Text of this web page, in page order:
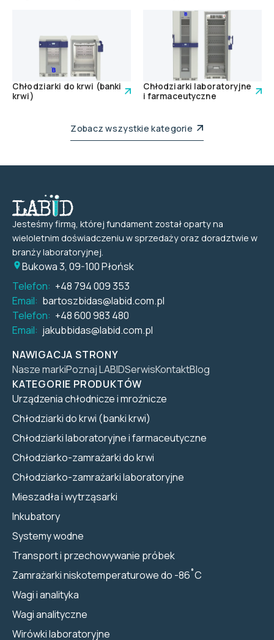
Chłodziarki do krwi (banki
krwi)
Chłodziarki laboratoryjne
i farmaceutyczne
Zobacz wszystkie kategorie
Jesteśmy firmą, której fundament został oparty na
wieloletnim doświadczeniu w sprzedaży oraz doradztwie w
branży laboratoryjnej.
Bukowa 3, 09-100 Płońsk
Telefon: +48 794 009 353
Email: bartoszbidas@labid.com.pl
Telefon: +48 600 983 480
Email: jakubbidas@labid.com.pl
NAWIGACJA STRONY
Nasze markiPoznaj LABIDSerwisKontaktBlog
KATEGORIE PRODUKTÓW
Urządzenia chłodnicze i mroźnicze
Chłodziarki do krwi (banki krwi)
Chłodziarki laboratoryjne i farmaceutyczne
Chłodziarko-zamrażarki do krwi
Chłodziarko-zamrażarki laboratoryjne
Mieszadła i wytrząsarki
Inkubatory
Systemy wodne
Transport i przechowywanie próbek
Zamrażarki niskotemperaturowe do -86˚C
Wagi i analityka
Wagi analityczne
Wirówki laboratoryjne